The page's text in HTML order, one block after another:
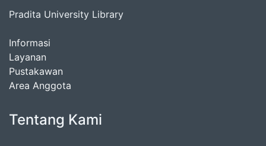
Pradita University Library
Informasi
Layanan
Pustakawan
Area Anggota
Tentang Kami